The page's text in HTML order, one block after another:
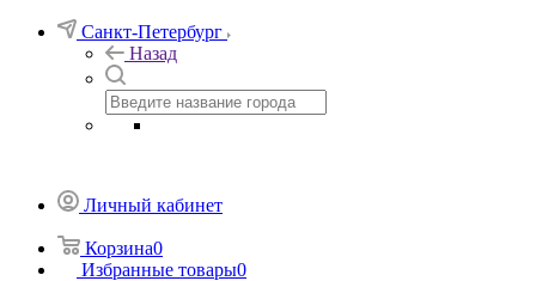
Санкт-Петербург
Назад
Личный кабинет
Корзина0
Избранные товары0